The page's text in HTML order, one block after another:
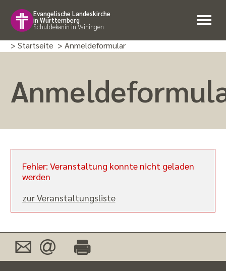
Evangelische Landeskirche
in Württemberg
Schuldekanin in Vaihingen
> Startseite > Anmeldeformular
Fehler: Veranstaltung konnte nicht geladen
werden
zur Veranstaltungsliste